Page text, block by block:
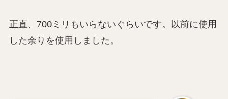
正直、700ミリもいらないぐらいです。以前に使用
した余りを使用しました。